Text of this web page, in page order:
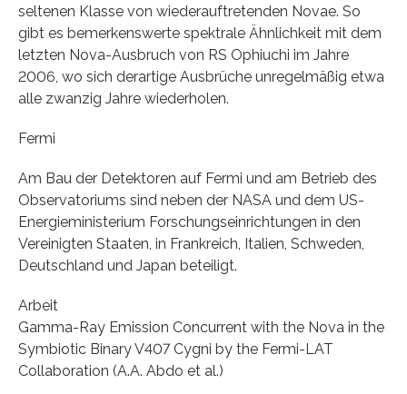
seltenen Klasse von wiederauftretenden Novae. So
gibt es bemerkenswerte spektrale Ähnlichkeit mit dem
letzten Nova-Ausbruch von RS Ophiuchi im Jahre
2006, wo sich derartige Ausbrüche unregelmäßig etwa
alle zwanzig Jahre wiederholen.
Fermi
Am Bau der Detektoren auf Fermi und am Betrieb des
Observatoriums sind neben der NASA und dem US-
Energieministerium Forschungseinrichtungen in den
Vereinigten Staaten, in Frankreich, Italien, Schweden,
Deutschland und Japan beteiligt.
Arbeit
Gamma-Ray Emission Concurrent with the Nova in the
Symbiotic Binary V407 Cygni by the Fermi-LAT
Collaboration (A.A. Abdo et al.)